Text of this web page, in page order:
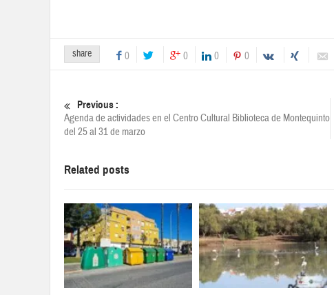
share 0 0 0 0
Previous :
Agenda de actividades en el Centro Cultural Biblioteca de Montequinto
del 25 al 31 de marzo
Related posts